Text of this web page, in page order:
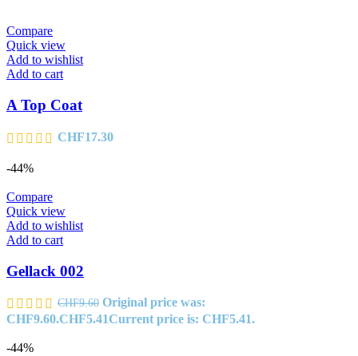
Compare
Quick view
Add to wishlist
Add to cart
A Top Coat
CHF17.30
-44%
Compare
Quick view
Add to wishlist
Add to cart
Gellack 002
CHF9.60 Original price was:
CHF9.60.CHF5.41Current price is: CHF5.41.
-44%